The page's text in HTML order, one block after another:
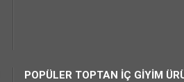
POPÜLER TOPTAN İÇ GİYİM